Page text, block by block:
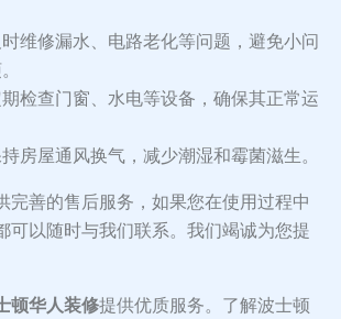
维修漏水、电路老化等问题，避免小问
检查门窗、水电等设备，确保其正常运
房屋通风换气，减少潮湿和霉菌滋生。
完善的售后服务，如果您在使用过程中
可以随时与我们联系。我们竭诚为您提
顿华人装修提供优质服务。了解波士顿